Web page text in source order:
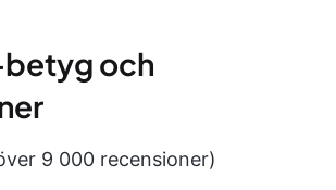
och
9 000 recensioner)